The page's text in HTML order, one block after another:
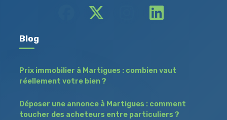
Blog
Prix immobilier à Martigues : combien vaut
réellement votre bien ?
Déposer une annonce à Martigues : comment
toucher des acheteurs entre particuliers ?